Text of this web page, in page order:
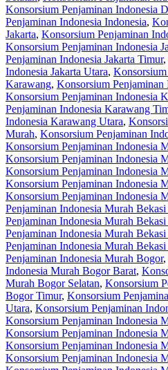
Konsorsium Penjaminan Indonesia
Penjaminan Indonesia Indonesia,
Jakarta, Konsorsium Penjaminan
Konsorsium Penjaminan Indonesia
Penjaminan Indonesia Jakarta Timur,
Indonesia Jakarta Utara,
Karawang, Konsorsium
Konsorsium Penjaminan Indonesia
Penjaminan Indonesia Karawang
Indonesia Karawang Utara,
Murah, Konsorsium Penjaminan
Konsorsium Penjaminan Indonesia
Konsorsium Penjaminan Indonesia
Konsorsium Penjaminan Indonesia
Konsorsium Penjaminan Indonesia
Konsorsium Penjaminan Indonesia
Penjaminan Indonesia Murah
Penjaminan Indonesia Murah Bekasi
Penjaminan Indonesia Murah
Penjaminan Indonesia Murah Bekasi
Penjaminan Indonesia Murah Bogor,
Indonesia Murah Bogor Barat,
Murah Bogor Selatan, Konsorsium
Bogor Timur, Konsorsium
Utara, Konsorsium Penjaminan
Konsorsium Penjaminan Indonesia
Konsorsium Penjaminan Indonesia
Konsorsium Penjaminan Indonesia
Konsorsium Penjaminan Indonesia